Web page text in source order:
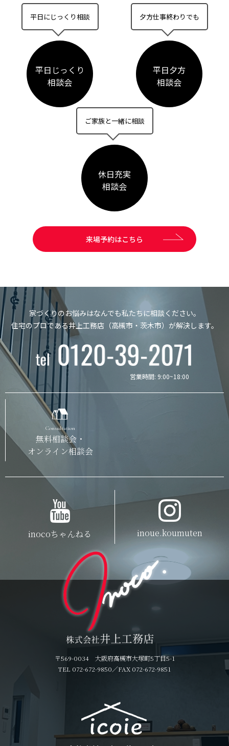
平日にじっくり相談
平日じっくり
相談会
夕方仕事終わりでも
平日夕方
相談会
ご家族と一緒に相談
休日充実
相談会
来場予約はこちら
家づくりのお悩みはなんでも私たちに相談ください。
住宅のプロである井上工務店（高槻市・茨木市）が解決します。
営業時間: 9:00~18:00
Consultation
無料相談会・
オンライン相談会
inocoちゃんねる inoue.koumuten
〒569-0034 大阪府高槻市大塚町5丁目5-1
TEL 072-672-9850／FAX 072-672-9851